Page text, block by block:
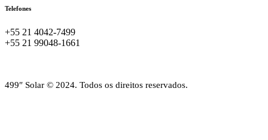
Telefones
+55 21 4042-7499
+55 21 99048-1661
499″ Solar © 2024. Todos os direitos reservados.